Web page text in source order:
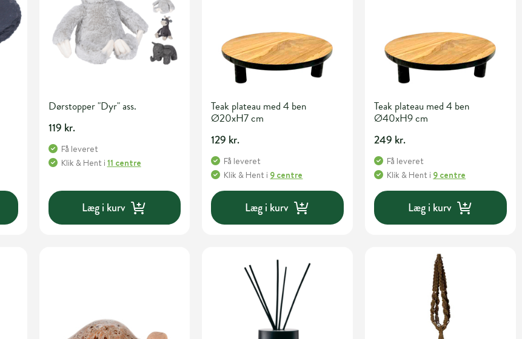
Dørstopper "Dyr" ass.
119 kr.
Få leveret
Klik & Hent i 11 centre
Læg i kurv
Teak plateau med 4 ben
Ø20xH7 cm
129 kr.
Få leveret
Klik & Hent i 9 centre
Læg i kurv
Teak plateau med 4 ben
Ø40xH9 cm
249 kr.
Få leveret
Klik & Hent i 9 centre
Læg i kurv